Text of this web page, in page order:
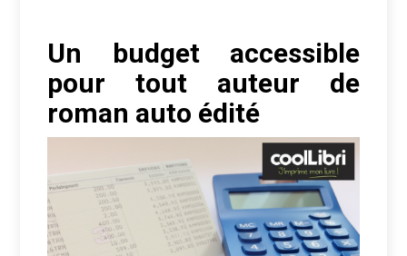
Un budget accessible
pour tout auteur de
roman auto édité